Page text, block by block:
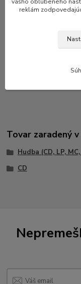
I Creatures Of Fear
III Into The Hall Of
IV So This Is Life 8:20
V Mortal Journey 6:17
Tovar zaradený
Hudba (CD, LP,
CD
reklám